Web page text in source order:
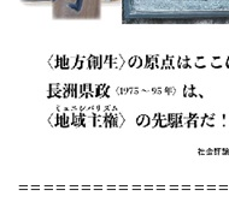
=================